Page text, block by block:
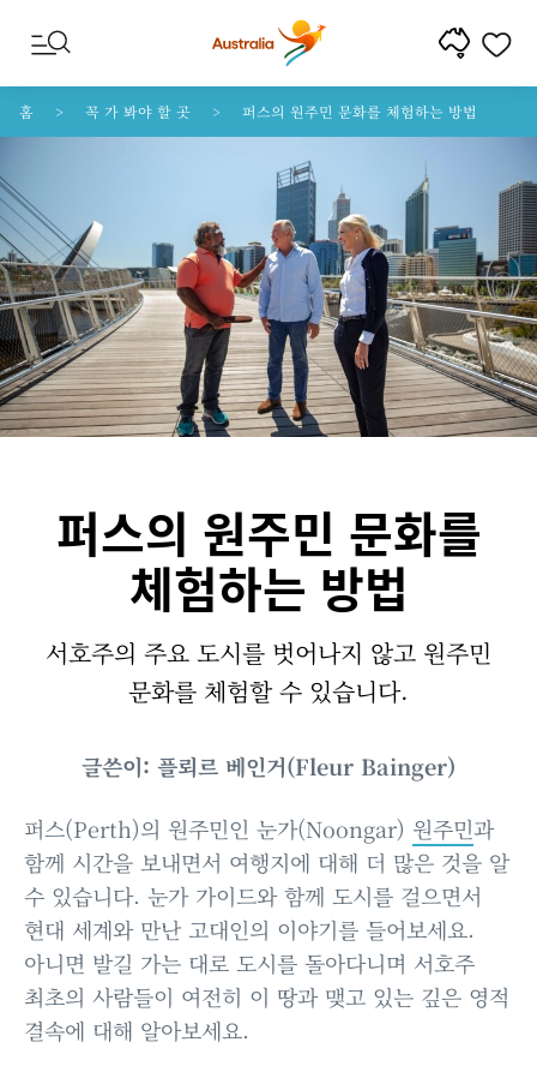
콘텐트로 건너뛰기
꼬리말 내비게이션으로 건너뛰기
홈 꼭 가 봐야 할 곳 퍼스의 원주민 문화를 체험하는 방법
퍼스의 원주민 문화를
체험하는 방법
서호주의 주요 도시를 벗어나지 않고 원주민
문화를 체험할 수 있습니다.
글쓴이: 플뢰르 베인거(Fleur Bainger)
퍼스(Perth)의 원주민인 눈가(Noongar) 원주민과
함께 시간을 보내면서 여행지에 대해 더 많은 것을 알
수 있습니다. 눈가 가이드와 함께 도시를 걸으면서
현대 세계와 만난 고대인의 이야기를 들어보세요.
아니면 발길 가는 대로 도시를 돌아다니며 서호주
최초의 사람들이 여전히 이 땅과 맺고 있는 깊은 영적
결속에 대해 알아보세요.